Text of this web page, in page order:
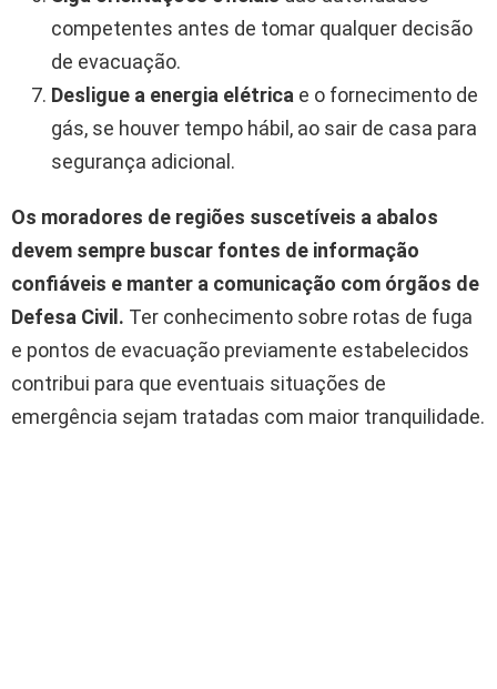
competentes antes de tomar qualquer decisão
de evacuação.
Desligue a energia elétrica e o fornecimento de
gás, se houver tempo hábil, ao sair de casa para
segurança adicional.
Os moradores de regiões suscetíveis a abalos
devem sempre buscar fontes de informação
confiáveis e manter a comunicação com órgãos de
Defesa Civil. Ter conhecimento sobre rotas de fuga
e pontos de evacuação previamente estabelecidos
contribui para que eventuais situações de
emergência sejam tratadas com maior tranquilidade.